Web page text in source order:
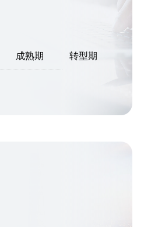
成熟期 转型期